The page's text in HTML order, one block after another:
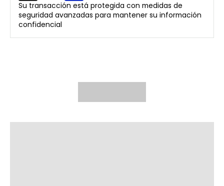
Su transacción está protegida con medidas de
seguridad avanzadas para mantener su información
confidencial